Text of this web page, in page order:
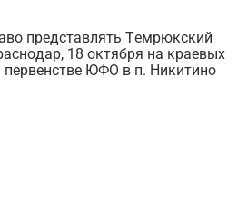
представлять Темрюкский
18 октября на краевых
первенстве ЮФО в п. Никитино